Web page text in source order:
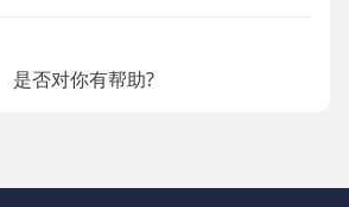
是否对你有帮助?